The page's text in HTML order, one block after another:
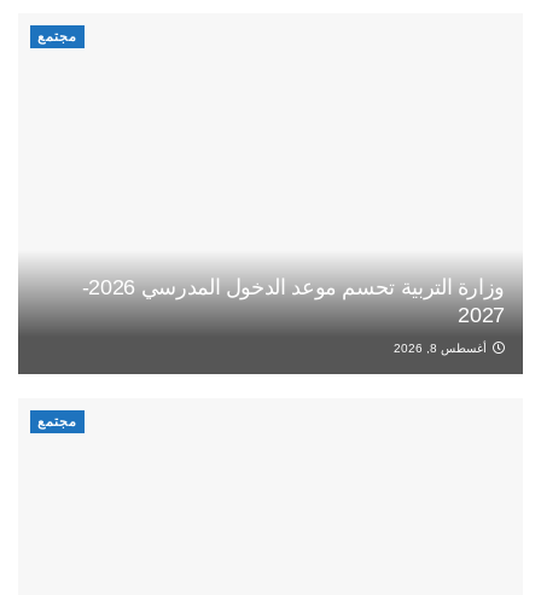
مجتمع
وزارة التربية تحسم موعد الدخول المدرسي 2026-
2027
أغسطس 8, 2026
مجتمع